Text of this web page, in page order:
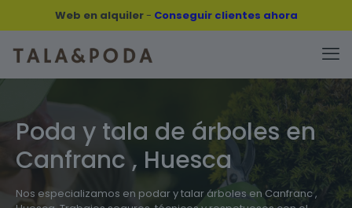
Web en alquiler- Conseguir clientes ahora
Poda y tala de árboles en
Canfranc , Huesca
Nos especializamos en podar y talar árboles en Canfranc ,